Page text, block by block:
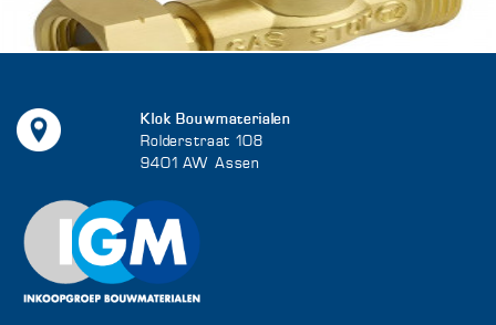
Klok Bouwmaterialen
Rolderstraat 108
9401 AW Assen